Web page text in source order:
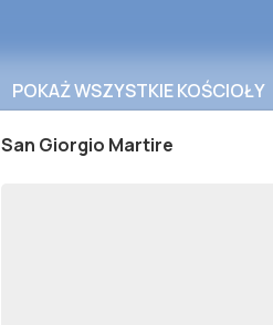
POKAŻ WSZYSTKIE KOŚCIOŁY
San Giorgio Martire